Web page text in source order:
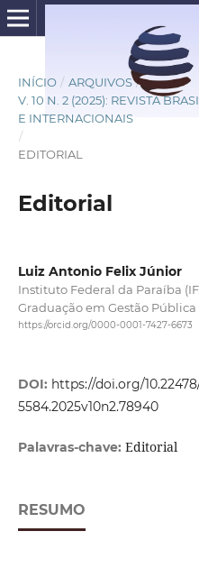
INÍCIO / ARQUIVOS /
V. 10 N. 2 (2025): REVISTA
E INTERNACIONAIS
/
EDITORIAL
Editorial
Luiz Antonio Felix Júnior
Instituto Federal da Paraíba
Graduação em Gestão Pública
https://orcid.org/0000-0001-7427-6673
DOI: https://doi.org/
5584.2025v10n2.78940
Palavras-chave: Editorial
RESUMO